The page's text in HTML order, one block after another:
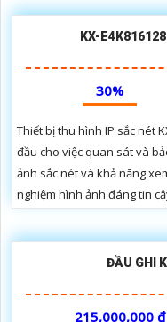
KX-
30%
Thiết bị thu hình IP sắc nét
đầu cho việc quan sát và
ảnh sắc nét và khả năng
nghiệm hình ảnh đáng tin
ĐẦU GHI
215,000,000 ₫